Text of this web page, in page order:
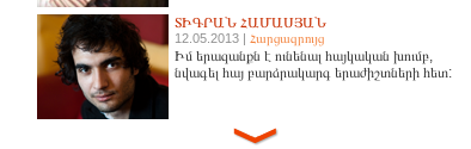
ՏԻԳՐԱՆ ՀԱՄԱՍՅԱՆ
12.05.2013 | Հարցազրույց
Իմ երազանքն է ունենալ հայկական խումբ,
նվագել հայ բարձրակարգ երաժիշտների հետ: